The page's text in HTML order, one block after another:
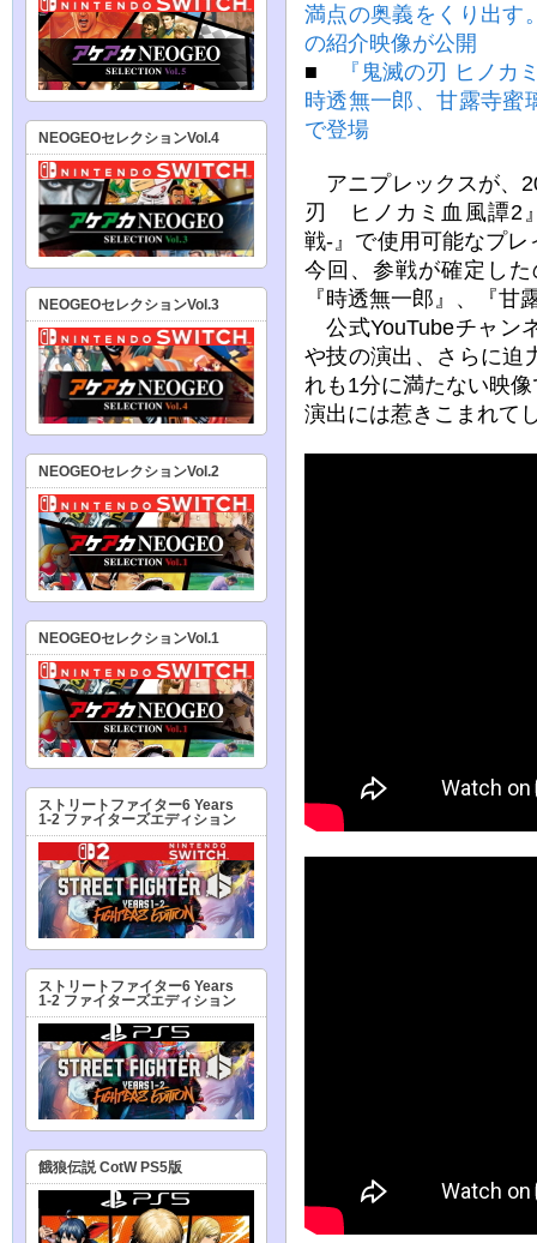
満点の奥義をくり出す
の紹介映像が公開
■
『鬼滅の刃 ヒノカ
時透無一郎、甘露寺蜜
で登場
アニプレックスが、
刃 ヒノカミ血風譚2
戦-』で使用可能なプ
今回、参戦が確定し
『時透無一郎』、『甘
公式YouTubeチャン
や技の演出、さらに迫
れも1分に満たない映
演出には惹きこまれて
NEOGEOセレクションVol.4
NEOGEOセレクションVol.3
NEOGEOセレクションVol.2
NEOGEOセレクションVol.1
ストリートファイター6 Years
1-2 ファイターズエディション
ストリートファイター6 Years
1-2 ファイターズエディション
餓狼伝説 CotW PS5版